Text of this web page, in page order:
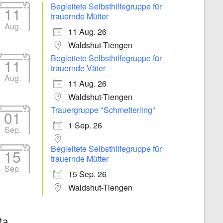
11
Aug.
Begleitete Selbsthilfegruppe für
trauernde Mütter
11 Aug. 26
Waldshut-Tiengen
11
Aug.
Begleitete Selbsthilfegruppe für
trauernde Väter
11 Aug. 26
Waldshut-Tiengen
01
Sep.
Trauergruppe "Schmetterling"
1 Sep. 26
15
Sep.
Begleitete Selbsthilfegruppe für
trauernde Mütter
15 Sep. 26
Waldshut-Tiengen